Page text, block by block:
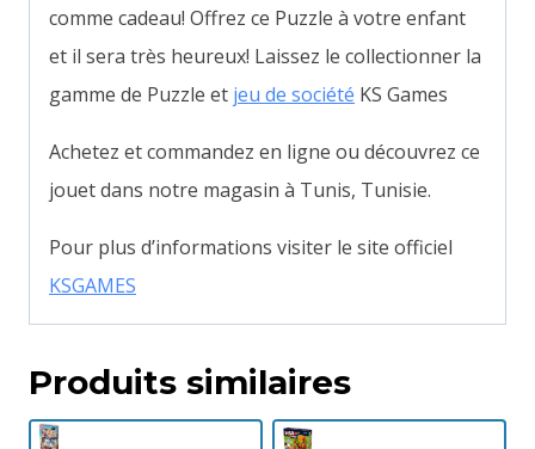
comme cadeau! Offrez ce Puzzle à votre enfant
et il sera très heureux! Laissez le collectionner la
gamme de Puzzle et jeu de société KS Games
Achetez et commandez en ligne ou découvrez ce
jouet dans notre magasin à Tunis, Tunisie.
Pour plus d’informations visiter le site officiel
KSGAMES
Produits similaires